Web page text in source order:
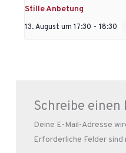
Stille Anbetung
13. August um 17:30 - 18:30
Schreibe einen
Deine E-Mail-Adresse
Erforderliche Felder sind